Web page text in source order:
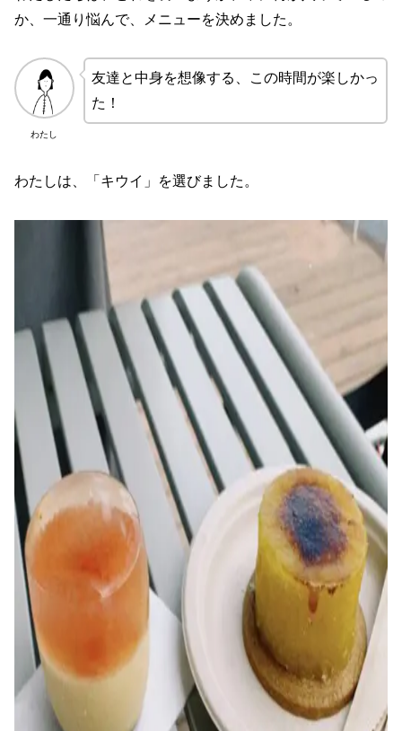
か、一通り悩んで、メニューを決めました。
わたし
友達と中身を想像する、この時間が楽しかっ
た！
わたしは、「キウイ」を選びました。